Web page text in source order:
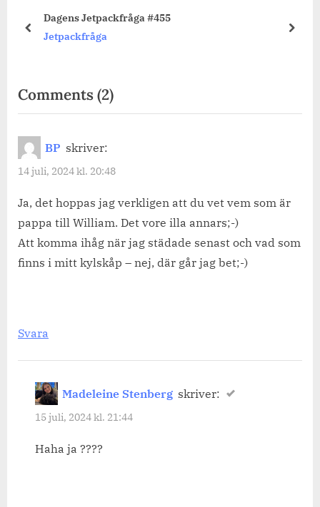
Dagens Jetpackfråga #455
Jetpackfråga
prev next
Comments(2)on
“Dagens
BP skriver:
14 juli, 2024 kl. 20:48
Ja, det hoppas jag verkligen att du vet vem som är
pappa till William. Det vore illa annars;-)
Att komma ihåg när jag städade senast och vad som
finns i mitt kylskåp – nej, där går jag bet;-)
Svara
Madeleine Stenberg skriver:
15 juli, 2024 kl. 21:44
Haha ja ????